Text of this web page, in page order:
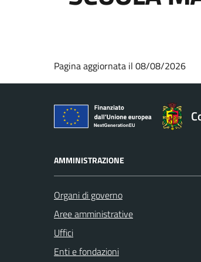
Pagina aggiornata il 08/08/2026
AMMINISTRAZIONE
Organi di governo
Aree amministrative
Uffici
Enti e fondazioni